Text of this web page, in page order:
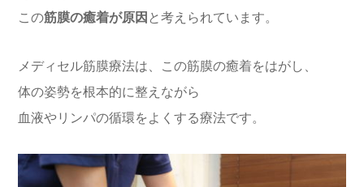
この筋膜の癒着が原因 と考えられています。
メディセル筋膜療法は、この筋膜の癒着をはがし、
体の姿勢を根本的に整えながら
血液やリンパの循環をよくする療法です。